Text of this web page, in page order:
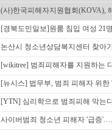
(사)한국피해자지원협회(KOVA),
[경북도민일보]원룸 침입 여성 21
논산시 청소년상담복지센터 찾아
[wikitree] 범죄피해자를 지원하는
[뉴시스] 법무부, 범죄 피해자 위
[YTN] 심리학으로 범죄피해 막는
사이버범죄 청소년 피해자 '급증